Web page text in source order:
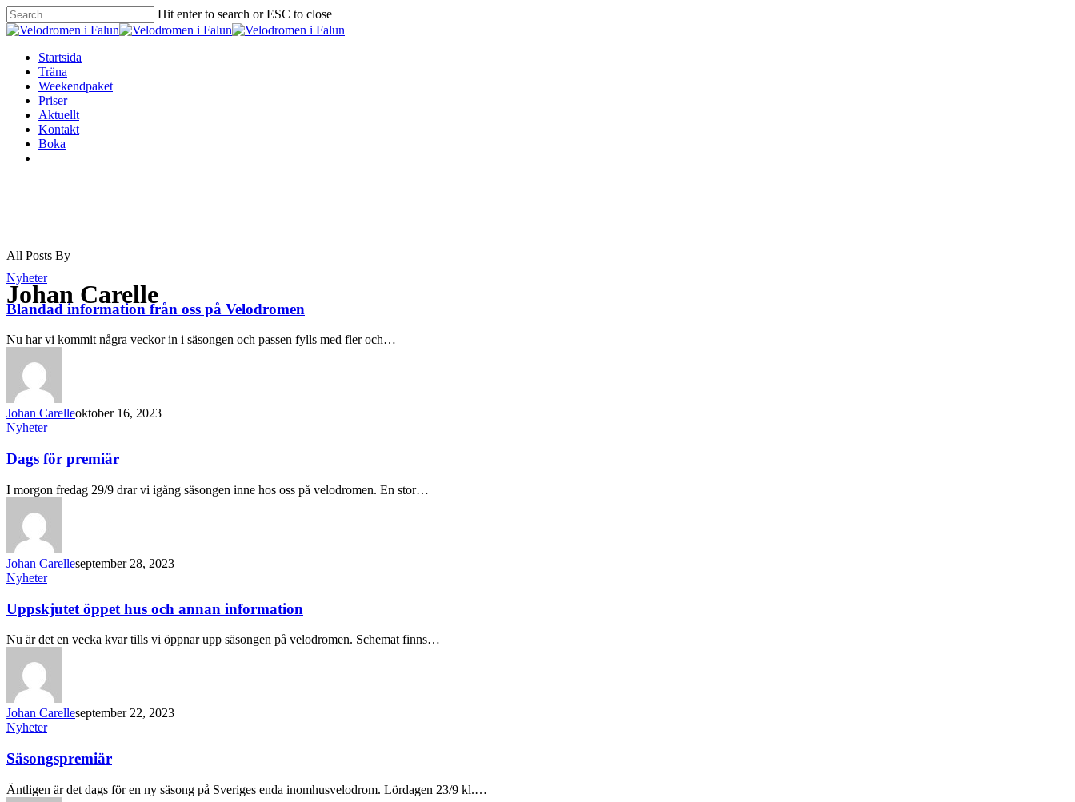
Hit enter to search or ESC to close
Startsida
Träna
Weekendpaket
Priser
Aktuellt
Kontakt
Boka
All Posts By
Johan Carelle
Nyheter
Blandad information från oss på Velodromen
Nu har vi kommit några veckor in i säsongen och passen fylls med fler och…
Johan Carelleoktober 16, 2023
Nyheter
Dags för premiär
I morgon fredag 29/9 drar vi igång säsongen inne hos oss på velodromen. En stor…
Johan Carelleseptember 28, 2023
Nyheter
Uppskjutet öppet hus och annan information
Nu är det en vecka kvar tills vi öppnar upp säsongen på velodromen. Schemat finns…
Johan Carelleseptember 22, 2023
Nyheter
Säsongspremiär
Äntligen är det dags för en ny säsong på Sveriges enda inomhusvelodrom. Lördagen 23/9 kl.…